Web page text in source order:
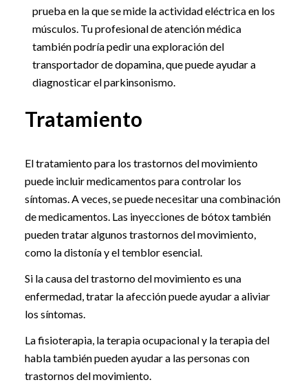
prueba en la que se mide la actividad eléctrica en los
músculos. Tu profesional de atención médica
también podría pedir una exploración del
transportador de dopamina, que puede ayudar a
diagnosticar el parkinsonismo.
Tratamiento
El tratamiento para los trastornos del movimiento
puede incluir medicamentos para controlar los
síntomas. A veces, se puede necesitar una combinación
de medicamentos. Las inyecciones de bótox también
pueden tratar algunos trastornos del movimiento,
como la distonía y el temblor esencial.
Si la causa del trastorno del movimiento es una
enfermedad, tratar la afección puede ayudar a aliviar
los síntomas.
La fisioterapia, la terapia ocupacional y la terapia del
habla también pueden ayudar a las personas con
trastornos del movimiento.